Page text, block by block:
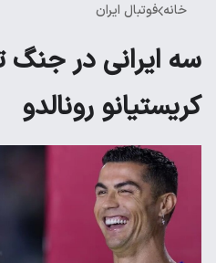
خانه فوتبال ایران
سه ایرانی در جنگ
کریستیانو رونالدو